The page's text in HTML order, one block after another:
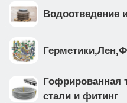
долговечность
Создайте идеальную
подвесной унитаз
IB.BRA.231.1B1) и
золото глянцевое,
IB.B081.006.002 ).
Водоотведение
Гофрированная
стали и фитинг